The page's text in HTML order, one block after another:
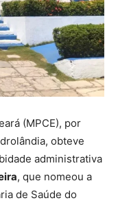
(MPCE), por
obteve
administrativa
, que nomeou a
de Saúde do